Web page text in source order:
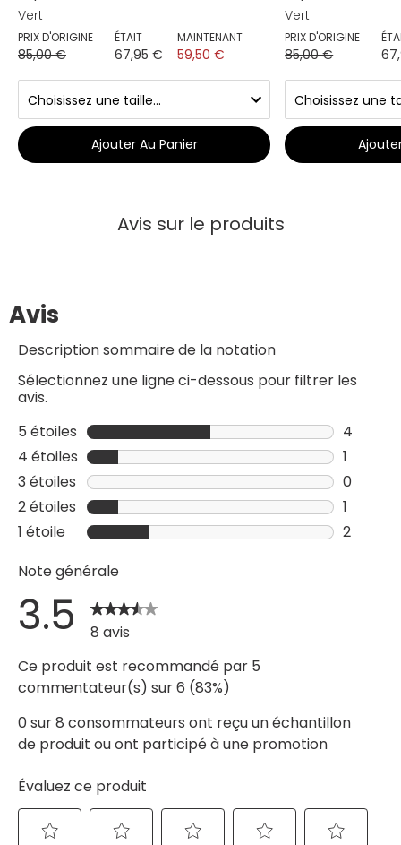
Vert
PRIX D'ORIGINE
85,00 €
ÉTAIT
67,95 €
MAINTENANT
59,50 €
Ajouter Au Panier
Vert
PRIX D'ORIGINE
85,00 €
Avis sur le produits